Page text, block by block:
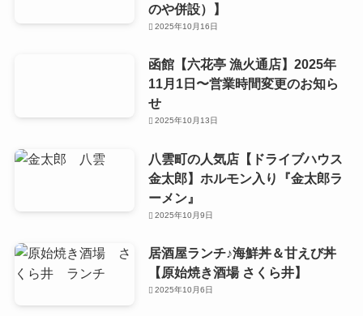
のや併設）】
2025年10月16日
函館【六花亭 漁火通店】2025年
11月1日〜営業時間変更のお知ら
せ
2025年10月13日
八雲町の人気店【ドライブハウス
金太郎】ホルモン入り『金太郎ラ
ーメン』
2025年10月9日
居酒屋ランチ♪海鮮丼＆甘えび丼
【原始焼き酒場 さくら井】
2025年10月6日